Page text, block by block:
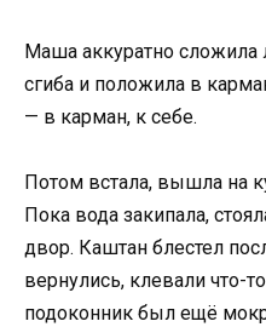
Маша аккуратно сложила
сгиба и положила в
— в карман, к себе.
Потом встала, вышла на
Пока вода закипала,
двор. Каштан блестел
вернулись, клевали что-
подоконник был ещё